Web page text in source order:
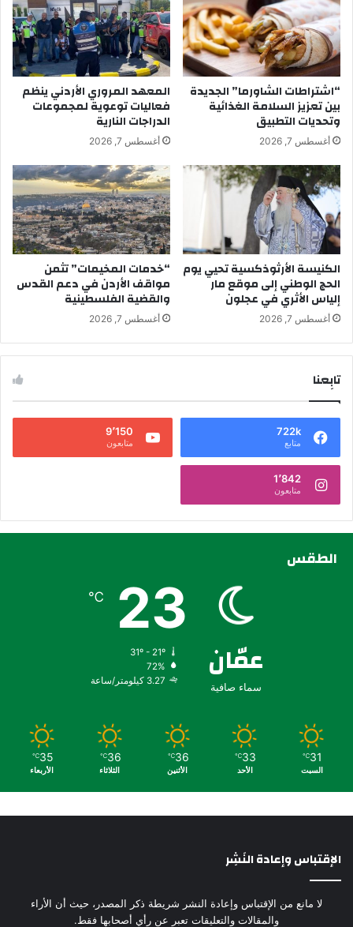
“اشتراطات الشاورما” الجديدة
بين تعزيز السلامة الغذائية
وتحديات التطبيق
أغسطس 7, 2026
المعهد المروري الأردني ينظم
فعاليات توعوية لمجموعات
الدراجات النارية
أغسطس 7, 2026
الكنيسة الأرثوذكسية تحيي يوم
الحج الوطني إلى موقع مار
إلياس الأثري في عجلون
أغسطس 7, 2026
“خدمات المخيمات” تثمن
مواقف الأردن في دعم القدس
والقضية الفلسطينية
أغسطس 7, 2026
تابِعنا
722k
متابع
9٬150
متابعون
1٬842
متابعون
الطقس
عمّان
سماء صافية
23
℃
31º - 21º
72%
3.27 كيلومتر/ساعة
31
℃
السبت
33
℃
الأحد
36
℃
الأثنين
36
℃
الثلاثاء
35
℃
الأربعاء
الإقتباس وإعادة النَشِر
لا مانع من الإقتباس وإعادة النشر شريطة ذكر المصدر، حيث أن الأراء
والمقالات والتعليقات تعبر عن رأي أصحابها فقط.